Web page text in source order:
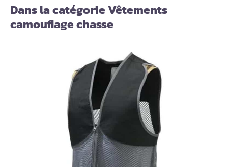
Dans la catégorie Vêtements
camouflage chasse